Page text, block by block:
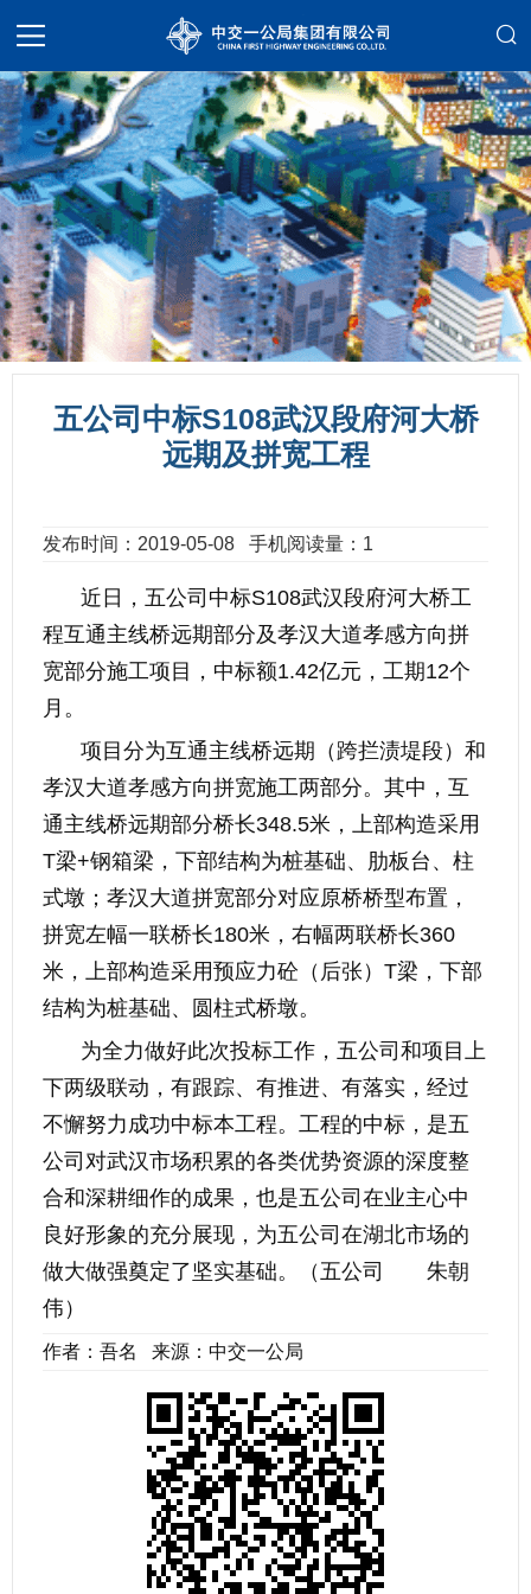
五公司中标S108武汉段府河大桥
远期及拼宽工程
发布时间：2019-05-08 手机阅读量：1
近日，五公司中标S108武汉段府河大桥工
程互通主线桥远期部分及孝汉大道孝感方向拼
宽部分施工项目，中标额1.42亿元，工期12个
月。
项目分为互通主线桥远期（跨拦渍堤段）和
孝汉大道孝感方向拼宽施工两部分。其中，互
通主线桥远期部分桥长348.5米，上部构造采用
T梁+钢箱梁，下部结构为桩基础、肋板台、柱
式墩；孝汉大道拼宽部分对应原桥桥型布置，
拼宽左幅一联桥长180米，右幅两联桥长360
米，上部构造采用预应力砼（后张）T梁，下部
结构为桩基础、圆柱式桥墩。
为全力做好此次投标工作，五公司和项目上
下两级联动，有跟踪、有推进、有落实，经过
不懈努力成功中标本工程。工程的中标，是五
公司对武汉市场积累的各类优势资源的深度整
合和深耕细作的成果，也是五公司在业主心中
良好形象的充分展现，为五公司在湖北市场的
做大做强奠定了坚实基础。
（五公司 朱朝
伟 ）
作者：吾名 来源：中交一公局